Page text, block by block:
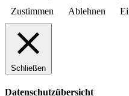
Zustimmen
Ablehnen
Schließen
Datenschutzübersicht